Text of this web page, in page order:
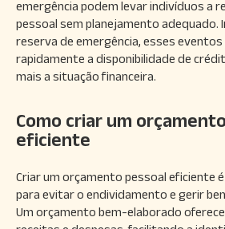
emergência podem levar indivíduos a
pessoal sem planejamento adequado.
reserva de emergência, esses
rapidamente a disponibilidade de
mais a situação financeira.
Como criar um
eficiente
Criar um orçamento pessoal eficiente
para evitar o endividamento e gerir
Um orçamento bem-elaborado